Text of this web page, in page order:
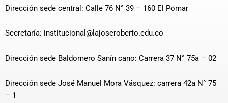
Dirección sede central: Calle 76 N° 39 – 160 El Pomar
Secretaría: institucional@lajoseroberto.edu.co
Dirección sede Baldomero Sanín cano: Carrera 37 N° 75a – 02
Dirección sede José Manuel Mora Vásquez: carrera 42a N° 75
– 1